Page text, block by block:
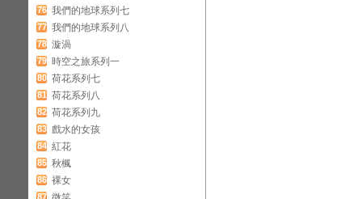
76 我們的地球系列七
77 我們的地球系列八
78 漩渦
79 時空之旅系列一
80 荷花系列七
81 荷花系列八
82 荷花系列九
83 戲水的女孩
84 紅花
85 秋楓
86 裸女
87